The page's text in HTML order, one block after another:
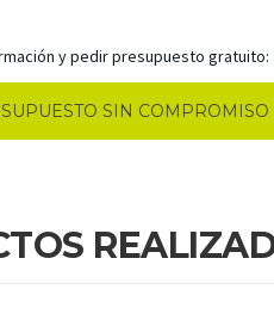
y pedir presupuesto gratuito:
SIN COMPROMISO